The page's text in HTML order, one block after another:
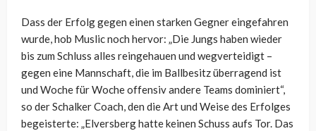
Dass der Erfolg gegen einen starken Gegner eingefahren
wurde, hob Muslic noch hervor: „Die Jungs haben wieder
bis zum Schluss alles reingehauen und wegverteidigt –
gegen eine Mannschaft, die im Ballbesitz überragend ist
und Woche für Woche offensiv andere Teams dominiert“,
so der Schalker Coach, den die Art und Weise des Erfolges
begeisterte: „Elversberg hatte keinen Schuss aufs Tor. Das